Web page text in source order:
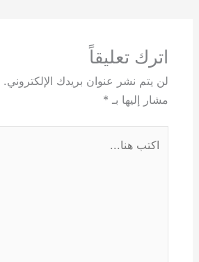
اترك تعليقاً
لن يتم نشر عنوان بريدك الإلكتروني.
مشار إليها بـ *
هنا...